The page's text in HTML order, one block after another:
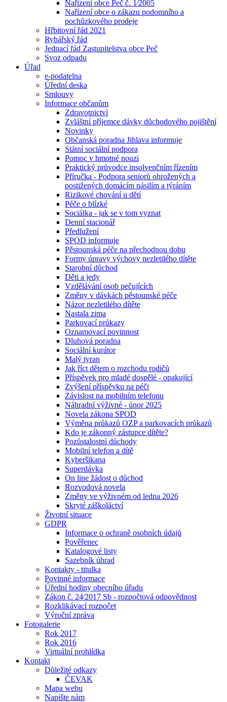
Nařízení obce Peč č. 1⁄2005
Nařízení obce o zákazu podomního a
pochůzkového prodeje
Hřbitovní řád 2021
Rybářský řád
Jednací řád Zastupitelstva obce Peč
Svoz odpadu
Úřad
e-podatelna
Úřední deska
Smlouvy
Informace občanům
Zdravotnictví
Zvláštní příjemce dávky důchodového pojištění
Novinky
Občanská poradna Jihlava informuje
Státní sociální podpora
Pomoc v hmotné nouzi
Praktický průvodce insolvenčním řízením
Příručka - Podpora seniorů ohrožených a
postižených domácím násilím a týráním
Rizikové chování u dětí
Péče o blízké
Sociálka - jak se v tom vyznat
Denní stacionář
Předlužení
SPOD informuje
Pěstounská péče na přechodnou dobu
Formy úpravy výchovy nezletilého dítěte
Starobní důchod
Děti a jedy
Vzdělávání osob pečujících
Změny v dávkách pěstounské péče
Názor nezletilého dítěte
Nastala zima
Parkovací průkazy
Oznamovací povinnost
Dluhová poradna
Sociální kurátor
Malý tyran
Jak říct dětem o rozchodu rodičů
Příspěvek pro mladé dospělé - opakující
Zvýšení příspěvku na péči
Závislost na mobilním telefonu
Náhradní výživné - únor 2025
Novela zákona SPOD
Výměna průkazů OZP a parkovacích průkazů
Kdo je zákonný zástupce dítěte?
Pozůstalostní důchody
Mobilní telefon a dítě
Kyberšikana
Superdávka
On line žádost o důchod
Rozvodová novela
Změny ve výživném od ledna 2026
Skryté záškoláctví
Životní situace
GDPR
Informace o ochraně osobních údajů
Pověřenec
Katalogové listy
Sazebník úhrad
Kontakty - titulka
Povinné informace
Úřední hodiny obecního úřadu
Zákon č. 24⁄2017 Sb - rozpočtová odpovědnost
Rozklikávací rozpočet
Výroční zpráva
Fotogalerie
Rok 2017
Rok 2016
Virtuální prohlídka
Kontakt
Důležité odkazy
ČEVAK
Mapa webu
Napište nám